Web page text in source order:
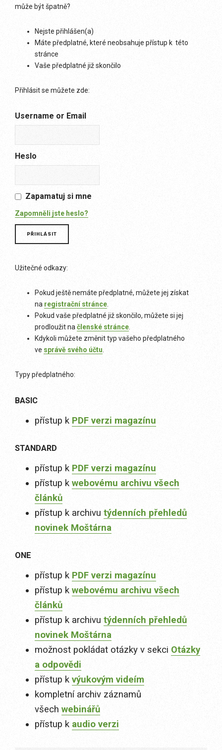
může být špatně?
Nejste přihlášen(a)
Máte předplatné, které neobsahuje přístup k této
stránce
Vaše předplatné již skončilo
Přihlásit se můžete zde:
Username or Email
Heslo
Zapamatuj si mne
Zapomněli jste heslo?
Užitečné odkazy:
Pokud ještě nemáte předplatné, můžete jej získat
na registrační stránce
Pokud vaše předplatné již skončilo, můžete si jej
prodloužit na členské stránce
Kdykoli můžete změnit typ vašeho předplatného
ve správě svého účtu
Typy předplatného:
BASIC
přístup k PDF verzi magazínu
STANDARD
přístup k PDF verzi magazínu
přístup k webovému archivu všech
článků
přístup k archivu týdenních přehledů
novinek Moštárna
ONE
přístup k PDF verzi magazínu
přístup k webovému archivu všech
článků
přístup k archivu týdenních přehledů
novinek Moštárna
možnost pokládat otázky v sekci Otázky
a odpovědi
přístup k výukovým videím
kompletní archiv záznamů
všech webinářů
přístup k audio verzi